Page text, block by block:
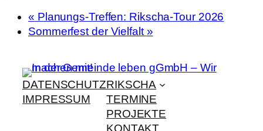
« Planungs-Treffen: Rikscha-Tour 2026
Sommerfest der Vielfalt »
DATENSCHUTZ
IMPRESSUM
RIKSCHA
TERMINE
PROJEKTE
KONTAKT